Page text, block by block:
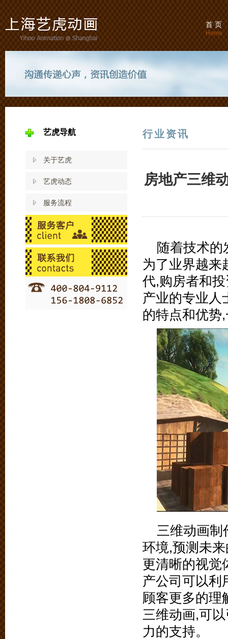
首 页
Home
艺虎导航
关于艺虎
艺虎动态
服务流程
行业资讯
房地产三维
随着技术
为了业界越来
代,购房者和
产业的专业人
的特点和优势
三维动画制
环境,预测未
更清晰的视觉
产公司可以利
顾客更多的理
三维动画,可
力的支持。